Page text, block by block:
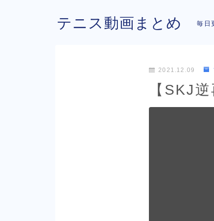
テニス動画まとめ 毎日
2021.12.09
【SKJ